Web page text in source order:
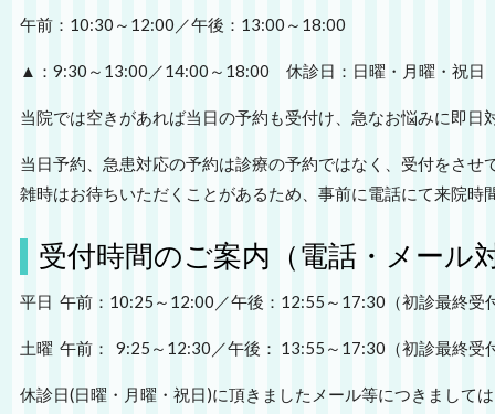
午前：10:30～12:00／午後：13:00～18:00
▲：9:30～13:00／14:00～18:00 休診日：日曜・月曜・祝日
当院では空きがあれば当日の予約も受付け、急なお悩みに即日
当日予約、急患対応の予約は診療の予約ではなく、受付をさせ
雑時はお待ちいただくことがあるため、事前に電話に
受付時間のご案内（電話・メール
平日 午前：10:25～12:00／午後：12:55～17:30（初診最終受
土曜 午前： 9:25～12:30／午後： 13:55～17:30（初診最終
休診日(日曜・月曜・祝日)に頂きましたメール等につ